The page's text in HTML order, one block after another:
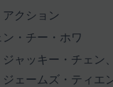
アクション
・チー・ホワ
ジャッキー・チェン
ジェームズ・ティエ